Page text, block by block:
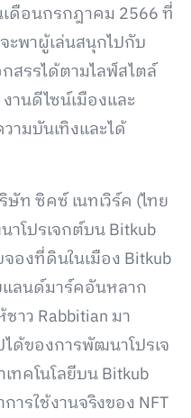
ดือนกรกฎาคม 2566 ที่
ะพาผู้เล่นสนุกไปกับ
สรรได้ตามไลฟ์สไตล์
านดีไซน์เมืองและ
ามบันเทิงและได้
ท ซิคซ์ เนทเวิร์ค (ไทย
โปรเจกต์บน Bitkub
องที่ดินในเมือง Bitkub
แลนด์มาร์คอันหลาก
าว Rabbitian มา
ด้ของการพัฒนาโปรเจ
ทคโนโลยีบน Bitkub
ารใช้งานจริงของ NFT